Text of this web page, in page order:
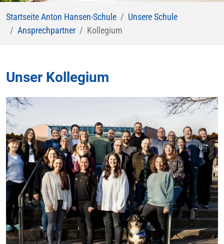
Startseite Anton Hansen-Schule
Unsere Schule
Ansprechpartner
Kollegium
Unser Kollegium